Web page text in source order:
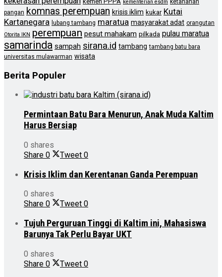
kementerian esdm ketahanan
pangan komnas perempuan krisis iklim kukar Kutai
Kartanegara lubang tambang maratua masyarakat adat orangutan
Otorita IKN perempuan pesut mahakam pilkada pulau maratua
samarinda sampah sirana.id tambang tambang batu bara
universitas mulawarman wisata
Berita Populer
Permintaan Batu Bara Menurun, Anak Muda Kaltim
Harus Bersiap
0 shares
Share 0 Tweet 0
Krisis Iklim dan Kerentanan Ganda Perempuan
0 shares
Share 0 Tweet 0
Tujuh Perguruan Tinggi di Kaltim ini, Mahasiswa
Barunya Tak Perlu Bayar UKT
0 shares
Share 0 Tweet 0